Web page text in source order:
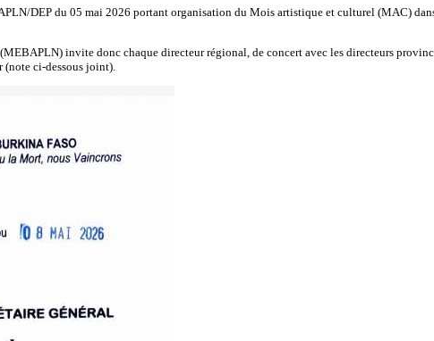
DEP du 05 mai 2026 portant organisation du Mois artistique et culturel (MAC)
invite donc chaque directeur régional, de concert avec les directeurs
(note ci-dessous joint).